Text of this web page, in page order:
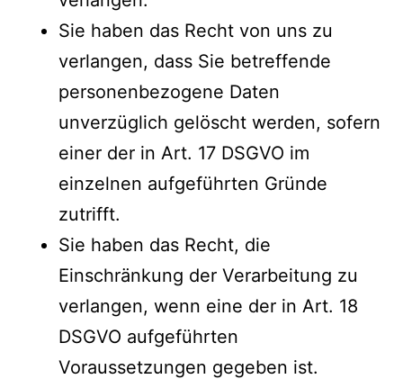
Sie haben das Recht von uns zu
verlangen, dass Sie betreffende
personenbezogene Daten
unverzüglich gelöscht werden, sofern
einer der in Art. 17 DSGVO im
einzelnen aufgeführten Gründe
zutrifft.
Sie haben das Recht, die
Einschränkung der Verarbeitung zu
verlangen, wenn eine der in Art. 18
DSGVO aufgeführten
Voraussetzungen gegeben ist.